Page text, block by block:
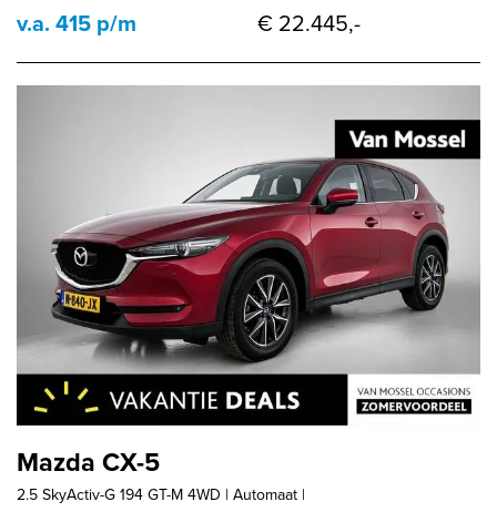
v.a. 415 p/m € 22.445,-
Mazda CX-5
2.5 SkyActiv-G 194 GT-M 4WD | Automaat |